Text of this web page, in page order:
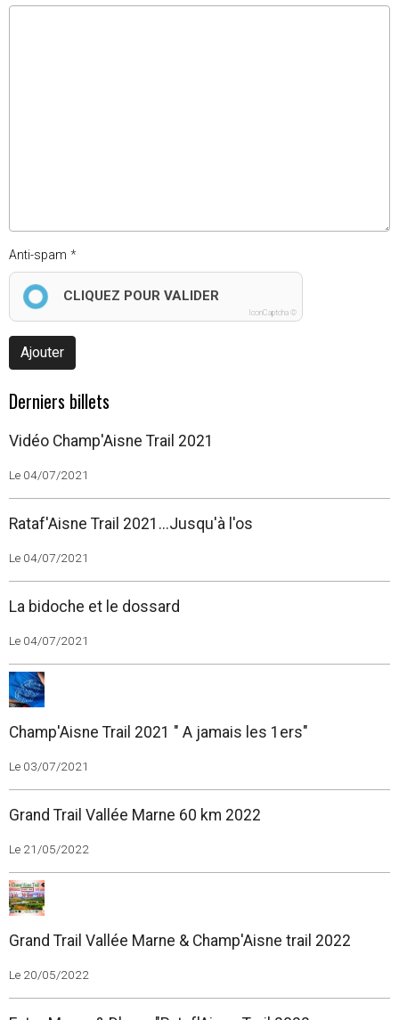
Anti-spam
CLIQUEZ POUR VALIDER
IconCaptcha ©
Ajouter
Derniers billets
Vidéo Champ'Aisne Trail 2021
Le 04/07/2021
Rataf'Aisne Trail 2021...Jusqu'à l'os
Le 04/07/2021
La bidoche et le dossard
Le 04/07/2021
Champ'Aisne Trail 2021 " A jamais les 1ers"
Le 03/07/2021
Grand Trail Vallée Marne 60 km 2022
Le 21/05/2022
Grand Trail Vallée Marne & Champ'Aisne trail 2022
Le 20/05/2022